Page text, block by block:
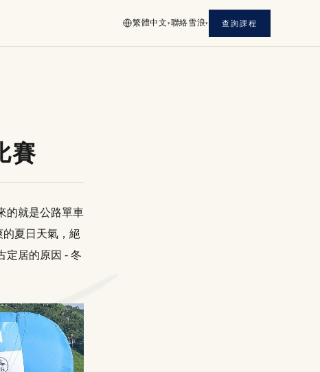
繁體中文 ▾聯絡雪浪▾ 查詢課程
賽
的就是公路單車
夏日天氣，絕
定居的原因 - 冬